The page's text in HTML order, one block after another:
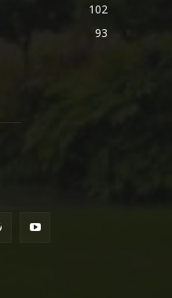
102
93